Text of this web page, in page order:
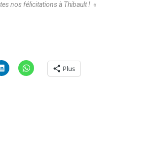
nos félicitations à Thibault ! «
Plus